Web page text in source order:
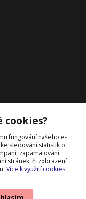
cookies?
fungování našeho e-
sledování statistik o
zapamatování
stránek, či zobrazení
Více k využití cookies